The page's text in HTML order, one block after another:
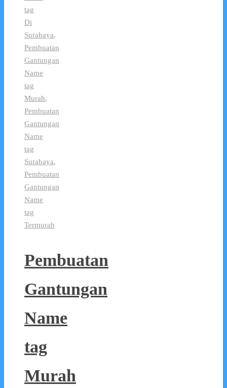
tag
Di
Surabaya,
Pembuatan
Gantungan
Name
tag
Murah,
Pembuatan
Gantungan
Name
tag
Surabaya,
Pembuatan
Gantungan
Name
tag
Termurah
Pembuatan
Gantungan
Name
tag
Murah